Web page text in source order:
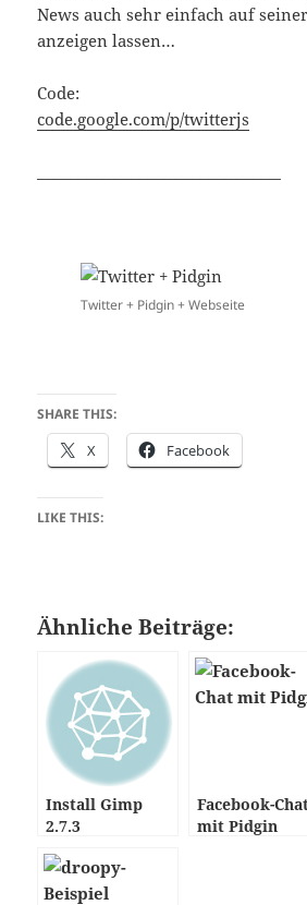
News auch sehr einfach auf
anzeigen lassen…
Code:
code.google.com/p/twitterjs
Twitter + Pidgin + Webseite
SHARE THIS:
X Facebook
LIKE THIS:
Ähnliche Beiträge:
Install Gimp
2.7.3
Facebook-
mit Pidgin